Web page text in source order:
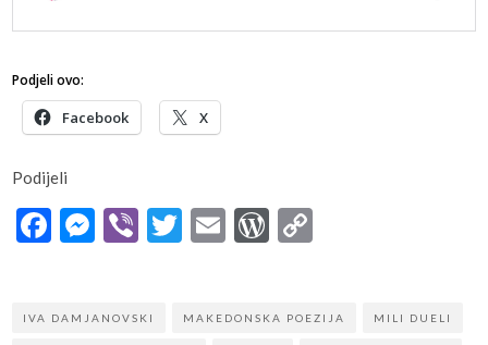
Podjeli ovo:
Facebook X
Podijeli
Facebook
Messenger
ViberTwitter
EmailWordPress
IVA DAMJANOVSKI MAKEDONSKA POEZIJA MILI DUELI